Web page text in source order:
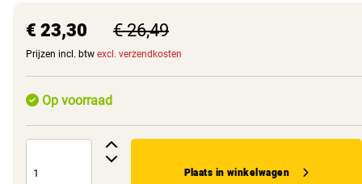
€ 23,30 € 26,49
Prijzen incl. btw excl. verzendkosten
Op voorraad
Plaats in winkelwagen